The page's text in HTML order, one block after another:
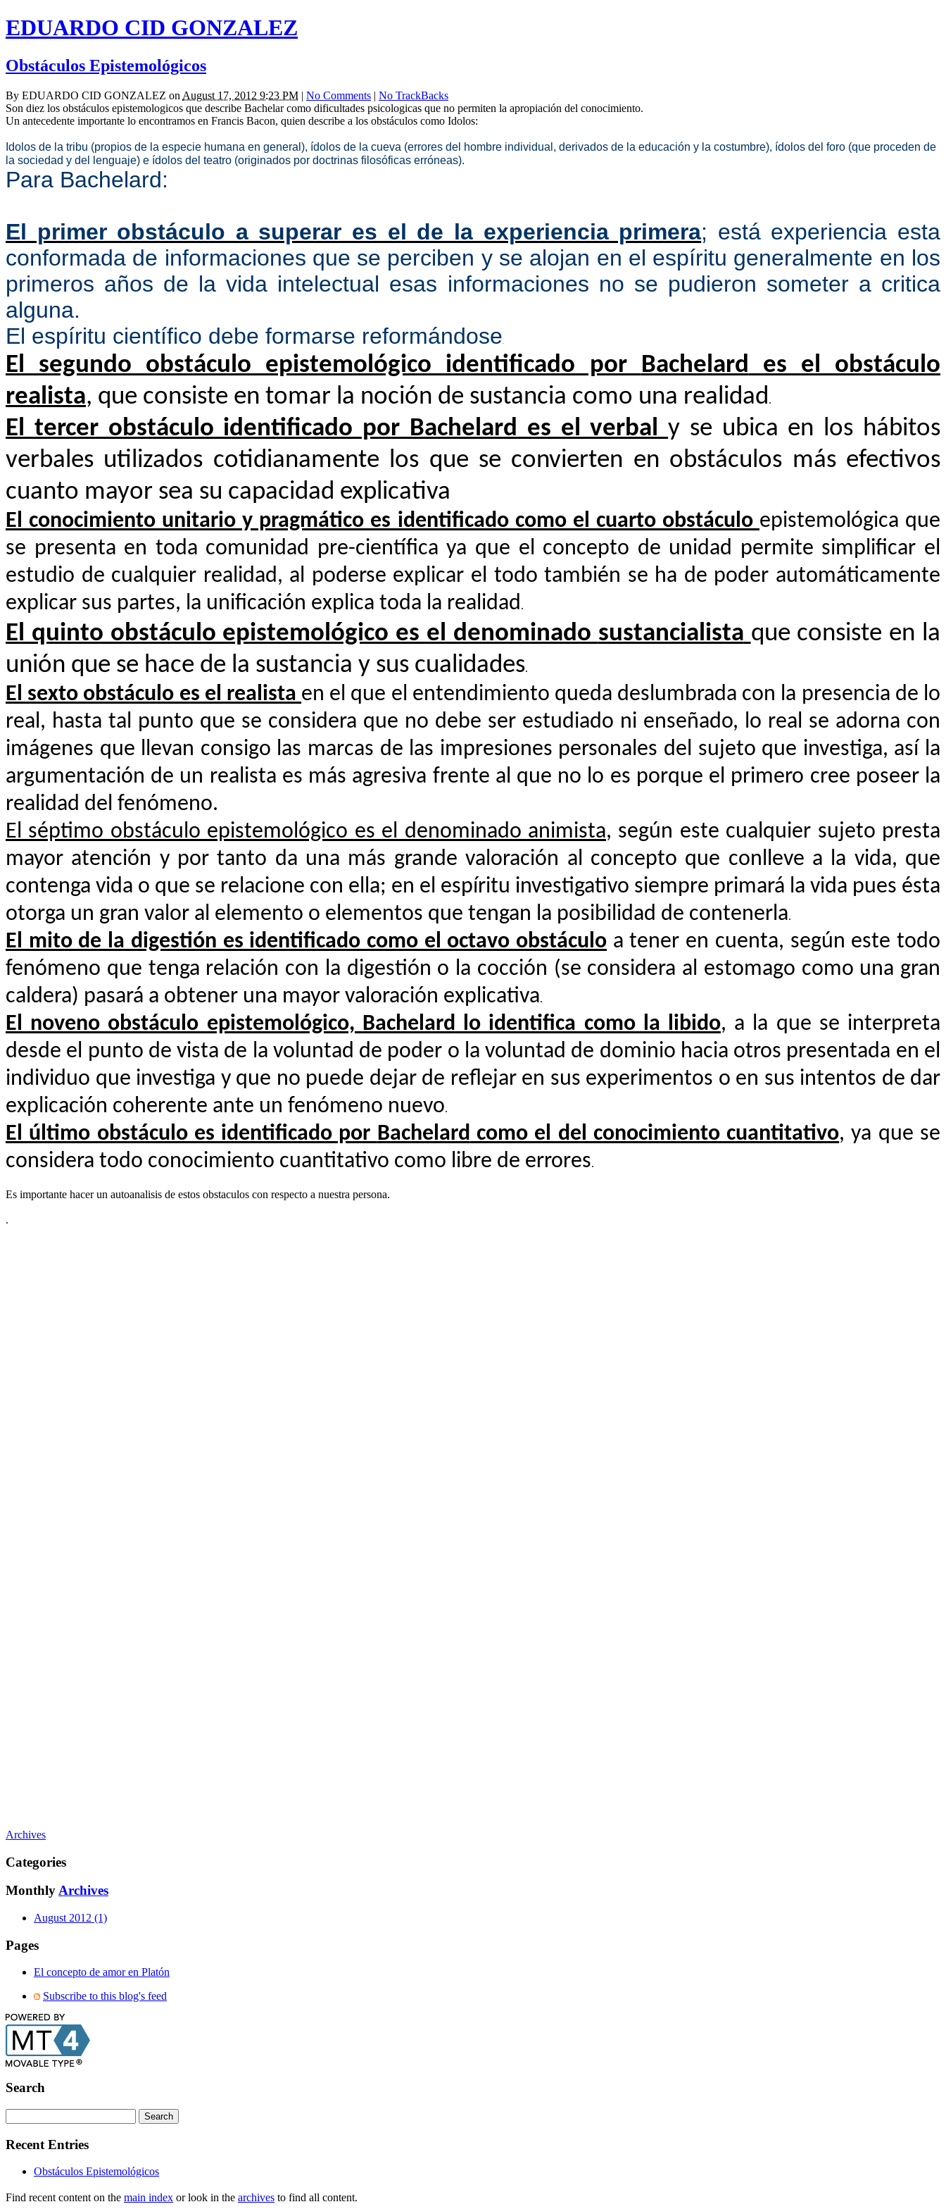
EDUARDO CID GONZALEZ
Obstáculos Epistemológicos
By EDUARDO CID GONZALEZ on August 17, 2012 9:23 PM | No Comments | No TrackBacks
Son diez los obstáculos epistemologicos que describe Bachelar como dificultades psicologicas que no permiten la apropiación del conocimiento.
Un antecedente importante lo encontramos en Francis Bacon, quien describe a los obstáculos como Idolos:
Idolos de la tribu (propios de la especie humana en general), ídolos de la cueva (errores del hombre individual, derivados de la educación y la costumbre), ídolos del foro (que proceden de
la sociedad y del lenguaje) e ídolos del teatro (originados por doctrinas filosóficas erróneas).
Para Bachelard:
El primer obstáculo a superar es el de la experiencia primera; está experiencia esta
conformada de informaciones que se perciben y se alojan en el espíritu generalmente en los
primeros años de la vida intelectual esas informaciones no se pudieron someter a critica
alguna.
El espíritu científico debe formarse reformándose
El segundo obstáculo epistemológico identificado por Bachelard es el obstáculo
realista, que consiste en tomar la noción de sustancia como una realidad.
El tercer obstáculo identificado por Bachelard es el verbaly se ubica en los hábitos
verbales utilizados cotidianamente los que se convierten en obstáculos más efectivos
cuanto mayor sea su capacidad explicativa
El conocimiento unitario y pragmático es identificado como el cuarto obstáculo epistemológica que
se presenta en toda comunidad pre-científica ya que el concepto de unidad permite simplificar el
estudio de cualquier realidad, al poderse explicar el todo también se ha de poder automáticamente
explicar sus partes, la unificación explica toda la realidad.
El quinto obstáculo epistemológico es el denominado sustancialista que consiste en la
unión que se hace de la sustancia y sus cualidades.
El sexto obstáculo es el realista en el que el entendimiento queda deslumbrada con la presencia de lo
real, hasta tal punto que se considera que no debe ser estudiado ni enseñado, lo real se adorna con
imágenes que llevan consigo las marcas de las impresiones personales del sujeto que investiga, así la
argumentación de un realista es más agresiva frente al que no lo es porque el primero cree poseer la
realidad del fenómeno.
El séptimo obstáculo epistemológico es el denominado animista, según este cualquier sujeto presta
mayor atención y por tanto da una más grande valoración al concepto que conlleve a la vida, que
contenga vida o que se relacione con ella; en el espíritu investigativo siempre primará la vida pues ésta
otorga un gran valor al elemento o elementos que tengan la posibilidad de contenerla.
El mito de la digestión es identificado como el octavo obstáculo a tener en cuenta, según este todo
fenómeno que tenga relación con la digestión o la cocción (se considera al estomago como una gran
caldera) pasará a obtener una mayor valoración explicativa.
El noveno obstáculo epistemológico, Bachelard lo identifica como la libido, a la que se interpreta
desde el punto de vista de la voluntad de poder o la voluntad de dominio hacia otros presentada en el
individuo que investiga y que no puede dejar de reflejar en sus experimentos o en sus intentos de dar
explicación coherente ante un fenómeno nuevo.
El último obstáculo es identificado por Bachelard como el del conocimiento cuantitativo, ya que se
considera todo conocimiento cuantitativo como libre de errores.
Es importante hacer un autoanalisis de estos obstaculos con respecto a nuestra persona.
.
Archives
Categories
MonthlyArchives
August 2012 (1)
Pages
El concepto de amor en Platón
Subscribe to this blog's feed
Search
Recent Entries
Obstáculos Epistemológicos
Find recent content on the main index or look in the archives to find all content.